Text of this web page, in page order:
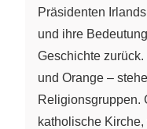
Präsidenten
und ihre
Geschichte
und Orange –
Religionsgruppen.
katholische